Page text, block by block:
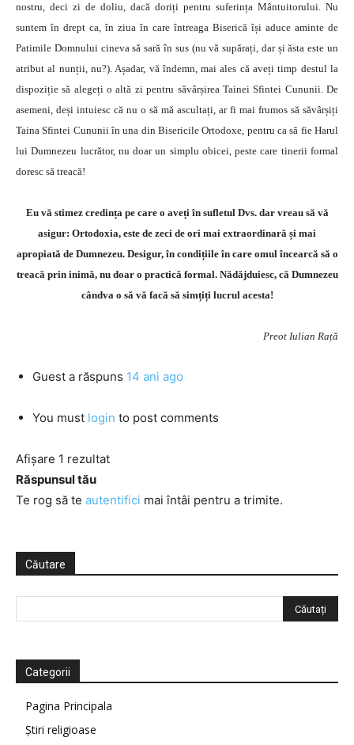
nostru, deci zi de doliu, dacă doriți pentru suferința Mântuitorului. Nu
suntem în drept ca, în ziua în care întreaga Biserică își aduce aminte de
Patimile Domnului cineva să sară în sus (nu vă supărați, dar și ăsta este un
atribut al nunții, nu?). Așadar, vă îndemn, mai ales că aveți timp destul la
dispoziție să alegeți o altă zi pentru săvârșirea Tainei Sfintei Cununii. De
asemeni, deși intuiesc că nu o să mă ascultați, ar fi mai frumos să săvârșiți
Taina Sfintei Cununii în una din Bisericile Ortodoxe, pentru ca să fie Harul
lui Dumnezeu lucrător, nu doar un simplu obicei, peste care tinerii formal
doresc să treacă!
Eu vă stimez credința pe care o aveți în sufletul Dvs. dar vreau să vă
asigur: Ortodoxia, este de zeci de ori mai extraordinară și mai
apropiată de Dumnezeu. Desigur, în condițiile în care omul încearcă să o
treacă prin inimă, nu doar o practică formal. Nădăjduiesc, că Dumnezeu
cândva o să vă facă să simțiți lucrul acesta!
Preot Iulian Rață
Guest a răspuns 14 ani ago
You must login to post comments
Afișare 1 rezultat
Răspunsul tău
Te rog să te autentifici mai întâi pentru a trimite.
Căutare
Categorii
Pagina Principala
Știri religioase